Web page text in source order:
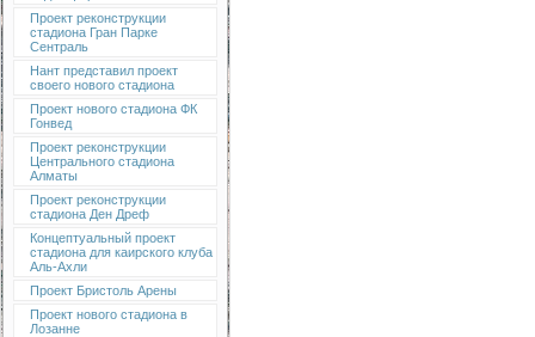
Проект реконструкции
стадиона Гран Парке
Сентраль
Нант представил проект
своего нового стадиона
Проект нового стадиона ФК
Гонвед
Проект реконструкции
Центрального стадиона
Алматы
Проект реконструкции
стадиона Ден Дреф
Концептуальный проект
стадиона для каирского клуба
Аль-Ахли
Проект Бристоль Арены
Проект нового стадиона в
Лозанне